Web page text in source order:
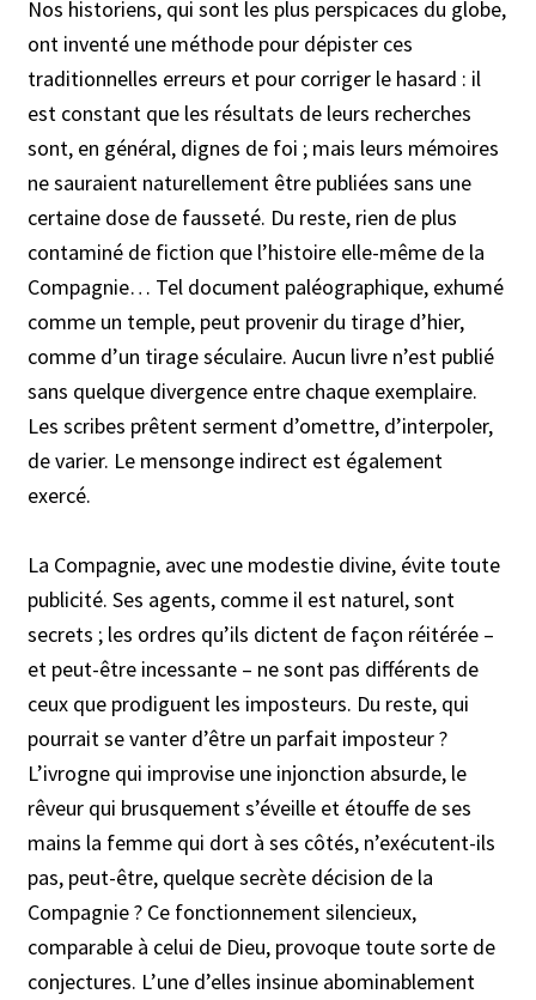
Nos historiens, qui sont les plus perspicaces du globe,
ont inventé une méthode pour dépister ces
traditionnelles erreurs et pour corriger le hasard : il
est constant que les résultats de leurs recherches
sont, en général, dignes de foi ; mais leurs mémoires
ne sauraient naturellement être publiées sans une
certaine dose de fausseté. Du reste, rien de plus
contaminé de fiction que l’histoire elle-même de la
Compagnie… Tel document paléographique, exhumé
comme un temple, peut provenir du tirage d’hier,
comme d’un tirage séculaire. Aucun livre n’est publié
sans quelque divergence entre chaque exemplaire.
Les scribes prêtent serment d’omettre, d’interpoler,
de varier. Le mensonge indirect est également
exercé.
La Compagnie, avec une modestie divine, évite toute
publicité. Ses agents, comme il est naturel, sont
secrets ; les ordres qu’ils dictent de façon réitérée –
et peut-être incessante – ne sont pas différents de
ceux que prodiguent les imposteurs. Du reste, qui
pourrait se vanter d’être un parfait imposteur ?
L’ivrogne qui improvise une injonction absurde, le
rêveur qui brusquement s’éveille et étouffe de ses
mains la femme qui dort à ses côtés, n’exécutent-ils
pas, peut-être, quelque secrète décision de la
Compagnie ? Ce fonctionnement silencieux,
comparable à celui de Dieu, provoque toute sorte de
conjectures. L’une d’elles insinue abominablement